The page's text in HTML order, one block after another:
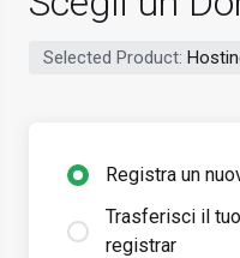
Selected Product:
Registra un
Trasferisci il
registrar